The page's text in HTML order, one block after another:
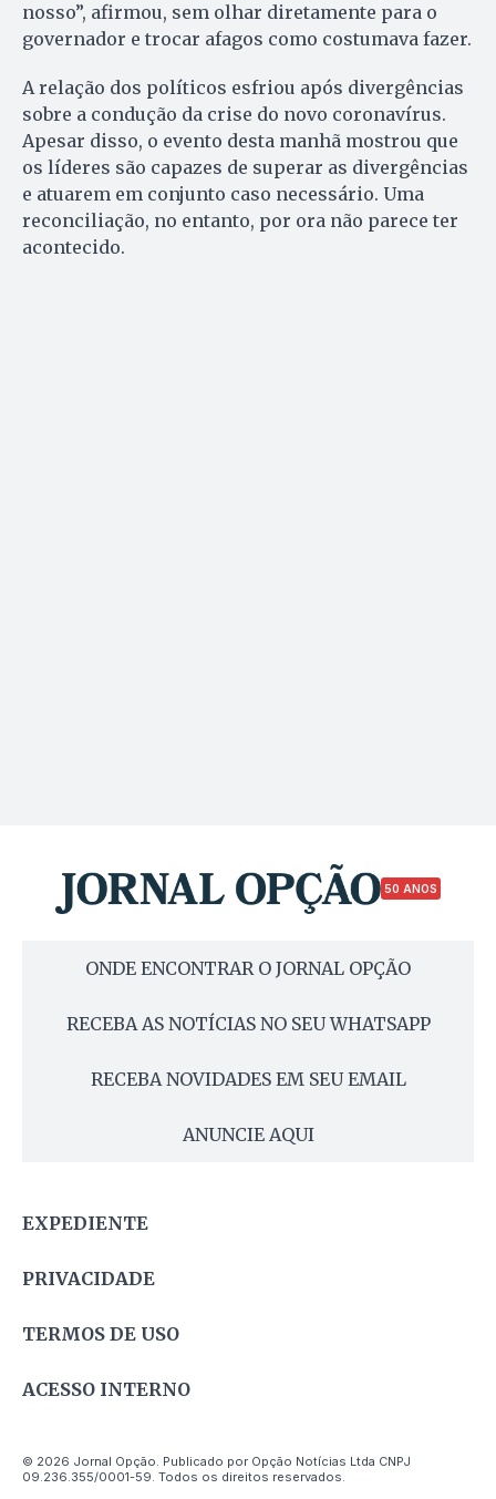
nosso”, afirmou, sem olhar diretamente para o
governador e trocar afagos como costumava fazer.
A relação dos políticos esfriou após divergências
sobre a condução da crise do novo coronavírus.
Apesar disso, o evento desta manhã mostrou que
os líderes são capazes de superar as divergências
e atuarem em conjunto caso necessário. Uma
reconciliação, no entanto, por ora não parece ter
acontecido.
50 ANOS
ONDE ENCONTRAR O JORNAL OPÇÃO
RECEBA AS NOTÍCIAS NO SEU WHATSAPP
RECEBA NOVIDADES EM SEU EMAIL
ANUNCIE AQUI
EXPEDIENTE
PRIVACIDADE
TERMOS DE USO
ACESSO INTERNO
© 2026 Jornal Opção. Publicado por Opção Notícias Ltda CNPJ
09.236.355/0001-59. Todos os direitos reservados.